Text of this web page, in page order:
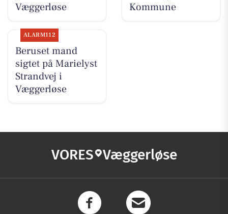
Væggerløse
Kommune
ALARM112
Beruset mand
sigtet på Marielyst
Strandvej i
Væggerløse
VORES Væggerløse